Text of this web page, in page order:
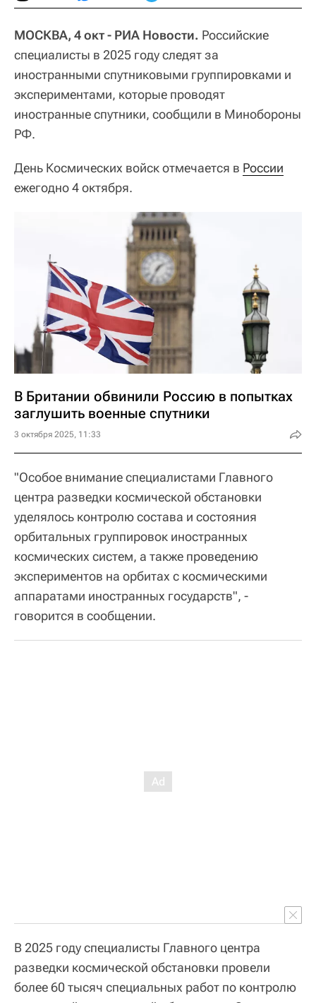
МОСКВА, 4 окт - РИА Новости. Российские
специалисты в 2025 году следят за
иностранными спутниковыми группировками и
экспериментами, которые проводят
иностранные спутники, сообщили в Минобороны
РФ.
День Космических войск отмечается в России
ежегодно 4 октября.
В Британии обвинили Россию в попытках
заглушить военные спутники
3 октября 2025, 11:33
"Особое внимание специалистами Главного
центра разведки космической обстановки
уделялось контролю состава и состояния
орбитальных группировок иностранных
космических систем, а также проведению
экспериментов на орбитах с космическими
аппаратами иностранных государств", -
говорится в сообщении.
В 2025 году специалисты Главного центра
разведки космической обстановки провели
более 60 тысяч специальных работ по контролю